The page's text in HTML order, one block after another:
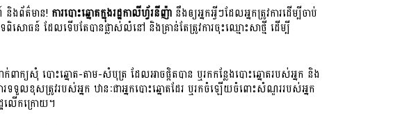
និងព័ត៌មាន! ការបោះឆ្នោតក្នុងរដ្ឋកាលីហ្វ័រនីញ៉ានឹងឲ្យអ្នកអ្វីៗដែលអ្នកត្រូវការដើម្បីចាប់
ពិសោធន៍ ដែលទើបតែបានផ្លាស់លំនៅ និងគ្រាន់តែត្រូវការចុះឈ្មោះសាថ្មី ដើម្បី
ាក្យសុំ បោះឆ្នោត-តាម-សំបុត្រ ដែលអាចផ្ដិតបាន ឬរកកន្លែងបោះឆ្នោតរបស់អ្នក និង
ទទួលខុសត្រូវរបស់អ្នក ឋានៈជាអ្នកបោះឆ្នោតដែរ ឬរកចំឡើយចំពោះសំណួររបស់អ្នក
ឋលើកក្រោយ។